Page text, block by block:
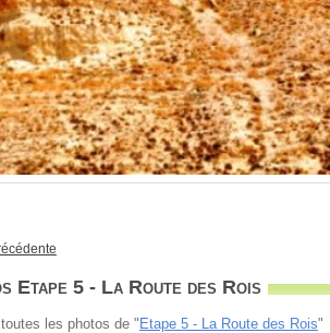
Etape 5 - La Route des Rois
les photos de "Etape 5 - La Route des Rois"